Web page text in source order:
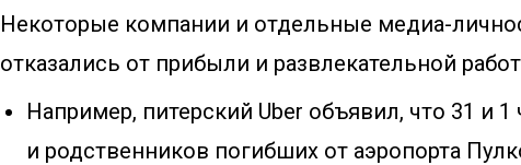
Некоторые компании и отдельные медиа-
отказались от прибыли и развлекательной
Например, питерский Uber объявил, что 31 и 1
и родственников погибших от аэропорта